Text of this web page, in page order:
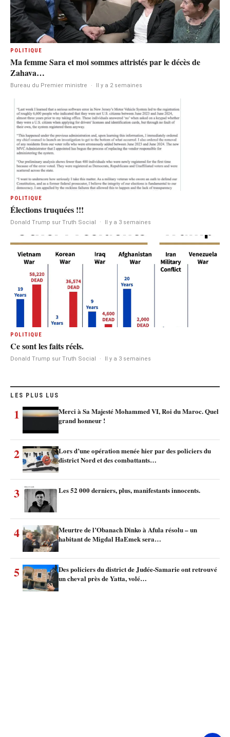
POLITIQUE
Ma femme Sara et moi sommes attristés par le décès de
Zahava…
Bureau du Premier ministre · Il y a 2 semaines
POLITIQUE
Élections truquées !!!
Donald Trump sur Truth Social · Il y a 3 semaines
POLITIQUE
Ce sont les faits réels.
Donald Trump sur Truth Social · Il y a 3 semaines
LES PLUS LUS
1
Merci à Sa Majesté Mohammed VI, Roi du Maroc. Quel
grand honneur !
2
Lors d’une opération menée hier par des policiers du
district Nord et des combattants…
3 Les 52 000 derniers, plus, manifestants innocents.
4
Meurtre de l’Obanach Dinko à Afula résolu – un
habitant de Migdal HaEmek sera…
5
Des policiers du district de Judée-Samarie ont retrouvé
un cheval près de Yatta, volé…